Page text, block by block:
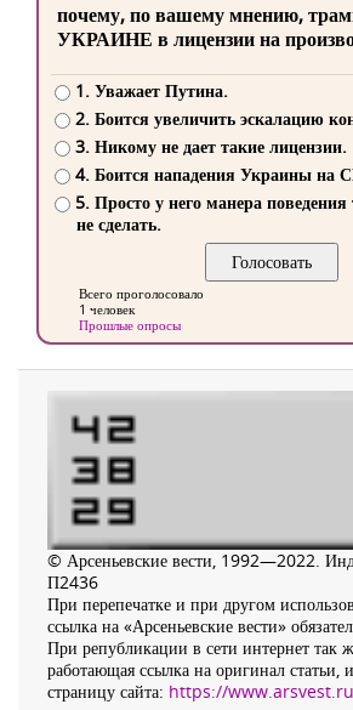
почему, по вашему мнению,
УКРАИНЕ в лицензии на
1. Уважает Путина.
2. Боится увеличить эскалацию
3. Никому не дает такие лицензии.
4. Боится нападения Украины на
5. Просто у него манера
не сделать.
Всего проголосовало
1 человек
Прошлые опросы
© Арсеньевские вести, 1992—2022.
П2436
При перепечатке и при другом
ссылка на «Арсеньевские вести»
При републикации в сети интернет так
работающая ссылка на оригинал статьи,
страницу сайта: https://